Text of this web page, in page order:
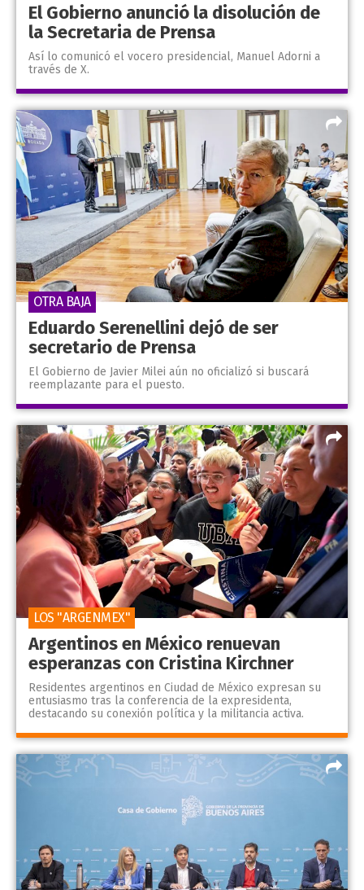
El Gobierno anunció la disolución de
la Secretaria de Prensa
Así lo comunicó el vocero presidencial, Manuel Adorni a
través de X.
Eduardo Serenellini dejó de ser
secretario de Prensa
El Gobierno de Javier Milei aún no oficializó si buscará
reemplazante para el puesto.
OTRA BAJA
Argentinos en México renuevan
esperanzas con Cristina Kirchner
Residentes argentinos en Ciudad de México expresan su
entusiasmo tras la conferencia de la expresidenta,
destacando su conexión política y la militancia activa.
LOS "ARGENMEX"